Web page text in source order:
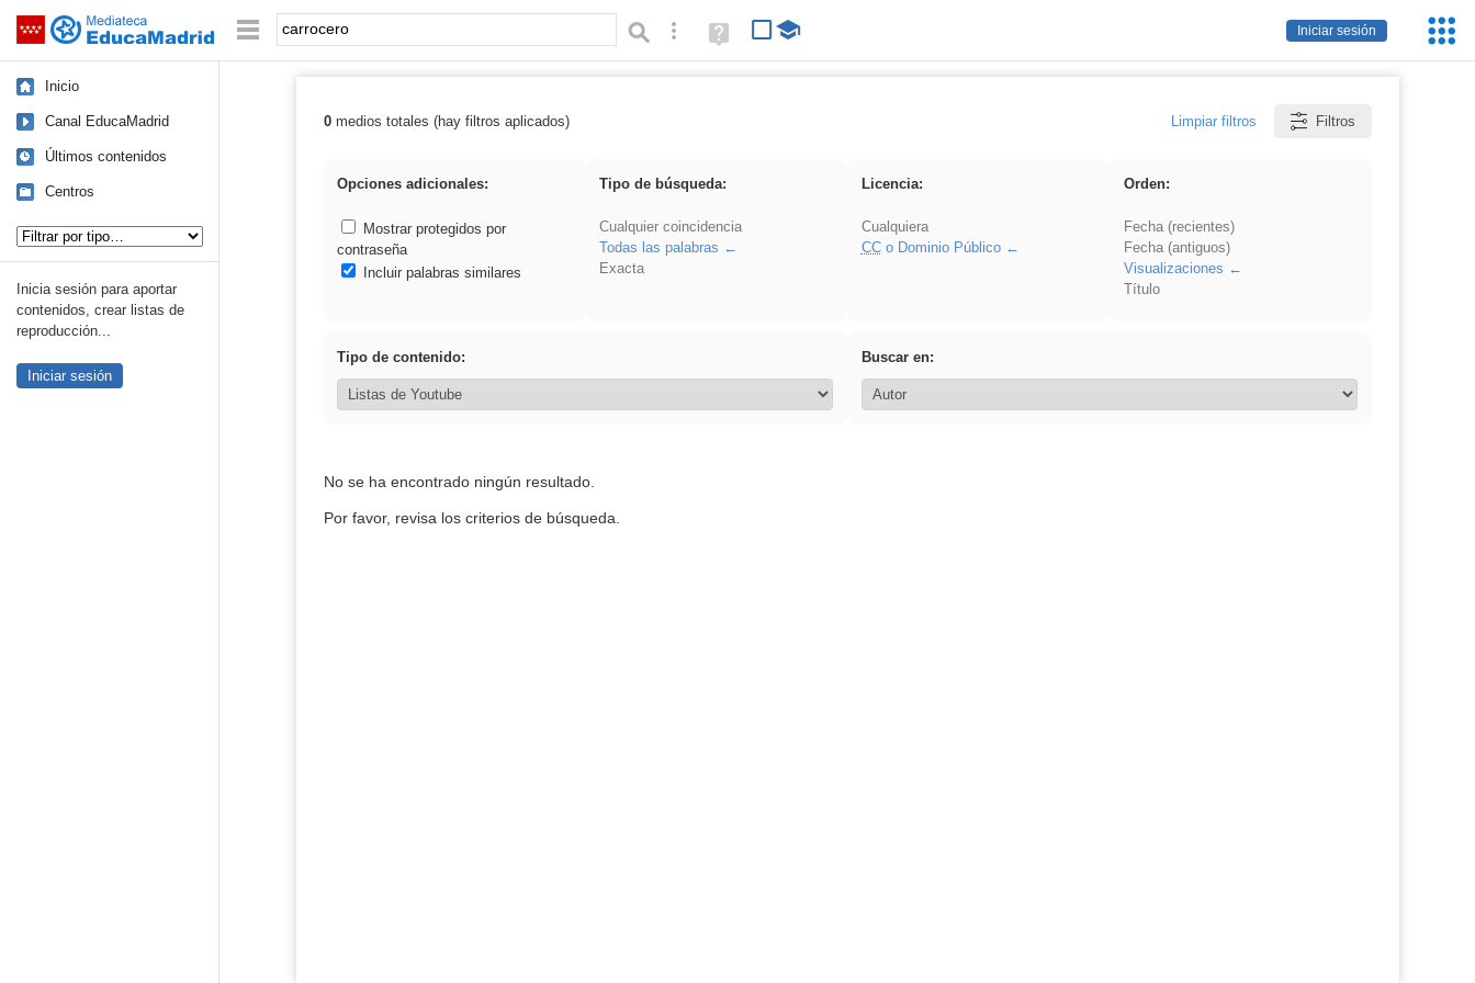
Saltar navegación
Iniciar sesión
Palabra o frase: Búsqueda avanzada
Ayuda
(en
Inicio
Canal EducaMadrid
Últimos contenidos
Centros
Inicia sesión para aportar
contenidos, crear listas de
reproducción...
Iniciar sesión
Resultados de: carrocero
0medios totales (hay filtros aplicados) Limpiar filtros Filtros
Opciones adicionales:
Mostrar protegidos por
contraseña
Incluir palabras similares
Tipo de búsqueda:
Cualquier coincidencia
Todas las palabras
Exacta
Licencia:
Cualquiera
CCo Dominio Público
Orden:
Fecha (recientes)
Fecha (antiguos)
Visualizaciones
Título
Tipo de contenido: Buscar en:
No se ha encontrado ningún resultado.
Por favor, revisa los criterios de búsqueda.